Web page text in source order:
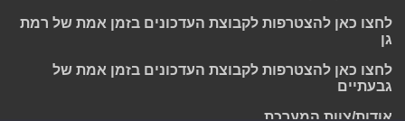
לחצו כאן להצטרפות לקבוצת העדכונים בזמן אמת של רמת
גן
לחצו כאן להצטרפות לקבוצת העדכונים בזמן אמת של
גבעתיים
אודות/צוות המערכת